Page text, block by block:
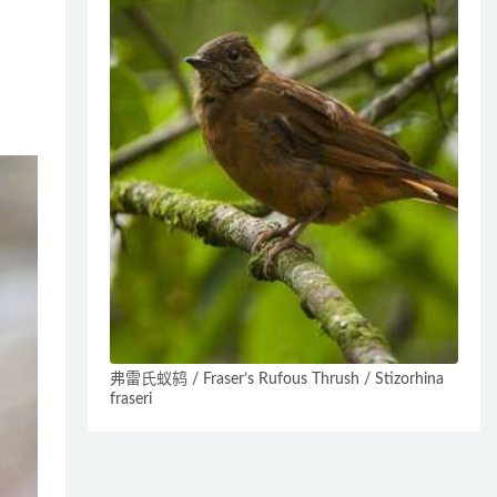
弗雷氏蚁鸫 / Fraser’s Rufous Thrush / Stizorhina
fraseri